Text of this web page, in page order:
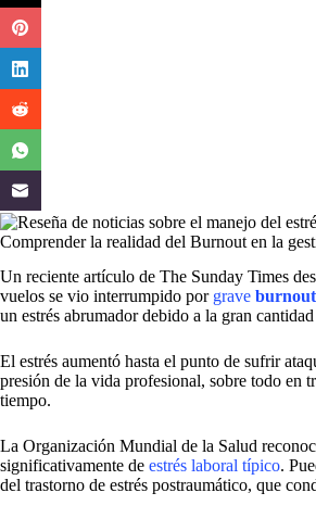
Comprender la realidad del Burnout en la
Un reciente artículo de The Sunday Times
vuelos se vio interrumpido por grave burnout
un estrés abrumador debido a la gran
El estrés aumentó hasta el punto de sufrir
presión de la vida profesional, sobre todo en
tiempo.
La Organización Mundial de la Salud
significativamente de estrés laboral típico.
del trastorno de estrés postraumático, que